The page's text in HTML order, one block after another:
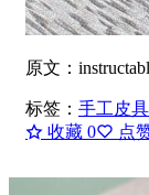
原文：
标签： 手工皮具
收藏 0 点